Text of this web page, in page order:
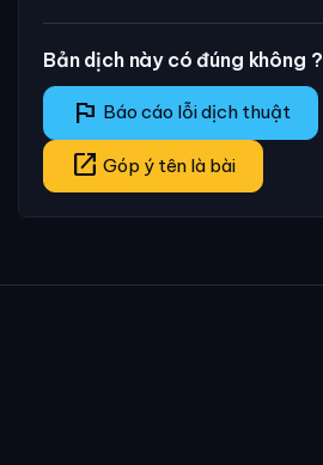
Bản dịch này có đúng không ?
flag Báo cáo lỗi dịch thuật
open_in_new Góp ý tên là bài